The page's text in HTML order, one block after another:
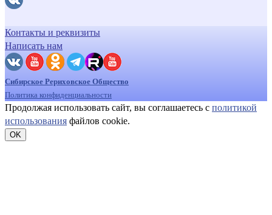
Контакты и реквизиты
Написать нам
Сибирское Рериховское Общество
Политика конфиденциальности
Продолжая использовать сайт, вы соглашаетесь с политикой
использования файлов cookie.
OK